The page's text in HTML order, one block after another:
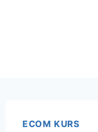
ECOM KURS